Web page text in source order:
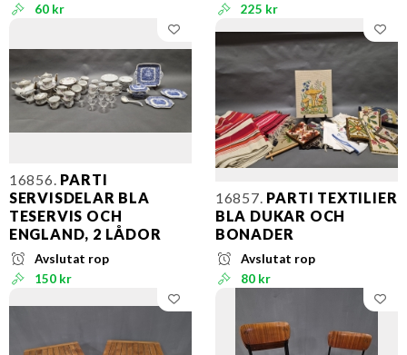
60 kr
225 kr
16856. PARTI
SERVISDELAR BLA
TESERVIS OCH
ENGLAND, 2 LÅDOR
Avslutat rop
150 kr
16857. PARTI TEXTILIER
BLA DUKAR OCH
BONADER
Avslutat rop
80 kr